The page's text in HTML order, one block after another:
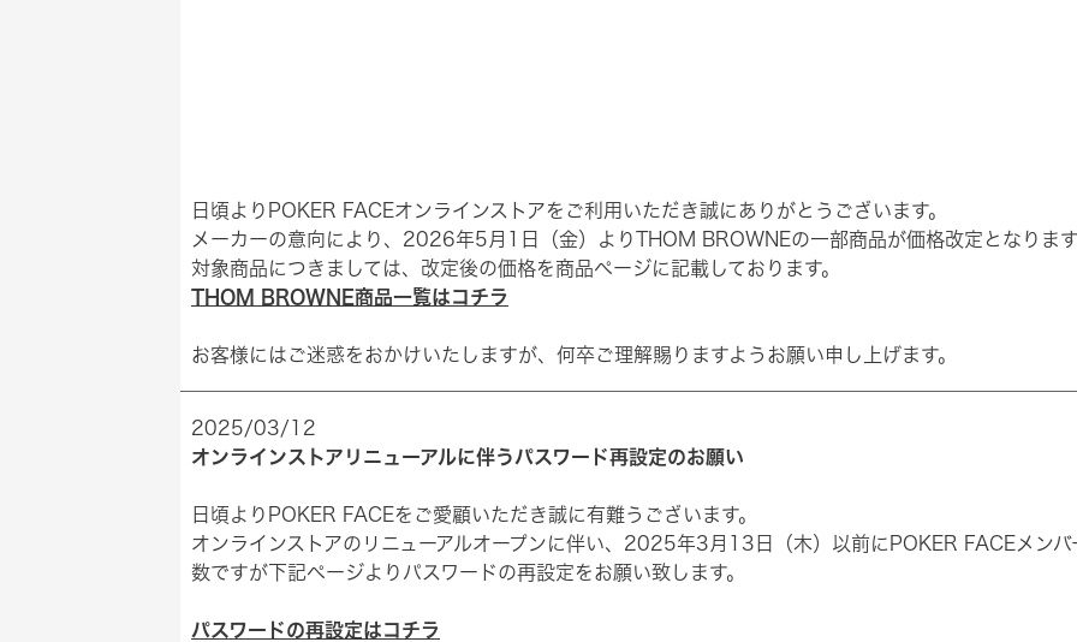
日頃よりPOKER FACEオンラインストアをご利用いただき誠にありがとうございます。
メーカーの意向により、2026年5月1日（金）よりTHOM BROWNEの一部商品が価格改定となりま
対象商品につきましては、改定後の価格を商品ページに記載しております。
THOM BROWNE商品一覧はコチラ
お客様にはご迷惑をおかけいたしますが、何卒ご理解賜りますようお願い申し上げます。
2025/03/12
オンラインストアリニューアルに伴うパスワード再設定のお願い
日頃よりPOKER FACEをご愛顧いただき誠に有難うございます。
オンラインストアのリニューアルオープンに伴い、2025年3月13日（木）以前にPOKER FACEメン
数ですが下記ページよりパスワードの再設定をお願い致します。
パスワードの再設定はコチラ